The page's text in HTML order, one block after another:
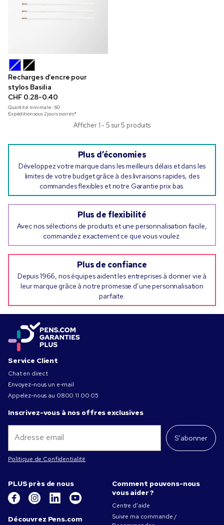
Recharges d’encre pour
stylos Basilia
CHF 0.28-0.40
Quantité minimale :60
Expédition sous 2 jours ouvrés*
Afficher 1 - 5 sur 5 produits
Plus d’économies
Développez votre marque dans les meilleurs délais et dans les
limites de votre budget grâce à des livraisons rapides, des
commandes flexibles et notre Garantie prix bas.
Plus de flexibilité
Avec nos sélections de produits et une personnalisation facile,
commandez exactement ce que vous voulez.
Plus de confiance
Depuis 1966, nos équipes aident les entreprises à donner vie à
leur marque grâce à notre promesse d’une personnalisation
parfaite.
Service Client
Chat en direct
Envoyez-nous un e-mail
Appelez-nous au 0800 11 00 05
Inscrivez-vous à nos offres exclusives
S’abonner
Politique de Confidentialité
PLUS près de nous
Découvrez Pens.com
Comment pouvons-nous
vous aider ?
Centre d’aide
Suivre ma commande /